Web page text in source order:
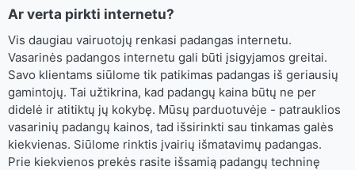
Ar verta pirkti internetu?
Vis daugiau vairuotojų renkasi padangas internetu.
Vasarinės padangos internetu gali būti įsigyjamos greitai.
Savo klientams siūlome tik patikimas padangas iš geriausių
gamintojų. Tai užtikrina, kad padangų kaina būtų ne per
didelė ir atitiktų jų kokybę. Mūsų parduotuvėje - patrauklios
vasarinių padangų kainos, tad išsirinkti sau tinkamas galės
kiekvienas. Siūlome rinktis įvairių išmatavimų padangas.
Prie kiekvienos prekės rasite išsamią padangų techninę